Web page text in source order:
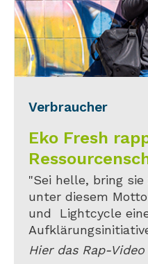
Verbraucher
Eko Fresh
"Sei helle, bring
unter diesem
und Lightcycle
Hier das Rap-Video